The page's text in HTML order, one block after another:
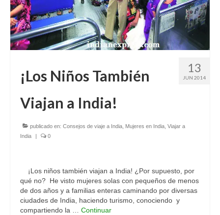
13
JUN 2014
¡Los Niños También
Viajan a India!
publicado en: Consejos de viaje a India Mujeres en India Viajar a
India
| 0
¡Los niños también viajan a India! ¿Por supuesto, por
qué no? He visto mujeres solas con pequeños de menos
de dos años y a familias enteras caminando por diversas
ciudades de India, haciendo turismo, conociendo y
compartiendo la … Continuar